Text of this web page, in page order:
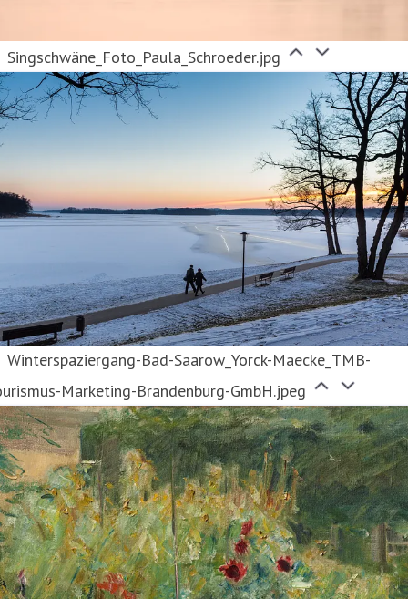
Singschwäne_Foto_Paula_Schroeder.jpg
Winterspaziergang-Bad-Saarow_Yorck-Maecke_TMB-
Marketing-Brandenburg-GmbH.jpeg